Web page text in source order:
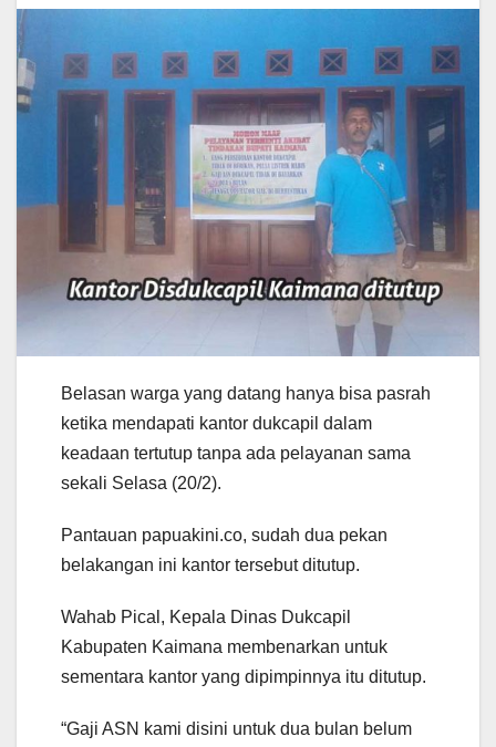
Belasan warga yang datang hanya bisa pasrah
ketika mendapati kantor dukcapil dalam
keadaan tertutup tanpa ada pelayanan sama
sekali Selasa (20/2).
Pantauan papuakini.co, sudah dua pekan
belakangan ini kantor tersebut ditutup.
Wahab Pical, Kepala Dinas Dukcapil
Kabupaten Kaimana membenarkan untuk
sementara kantor yang dipimpinnya itu ditutup.
“Gaji ASN kami disini untuk dua bulan belum